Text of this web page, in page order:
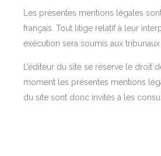
Les présentes mentions légales
français. Tout litige relatif à leur
exécution sera soumis aux
L’éditeur du site se réserve le droit
moment les présentes mentions
du site sont donc invités à les